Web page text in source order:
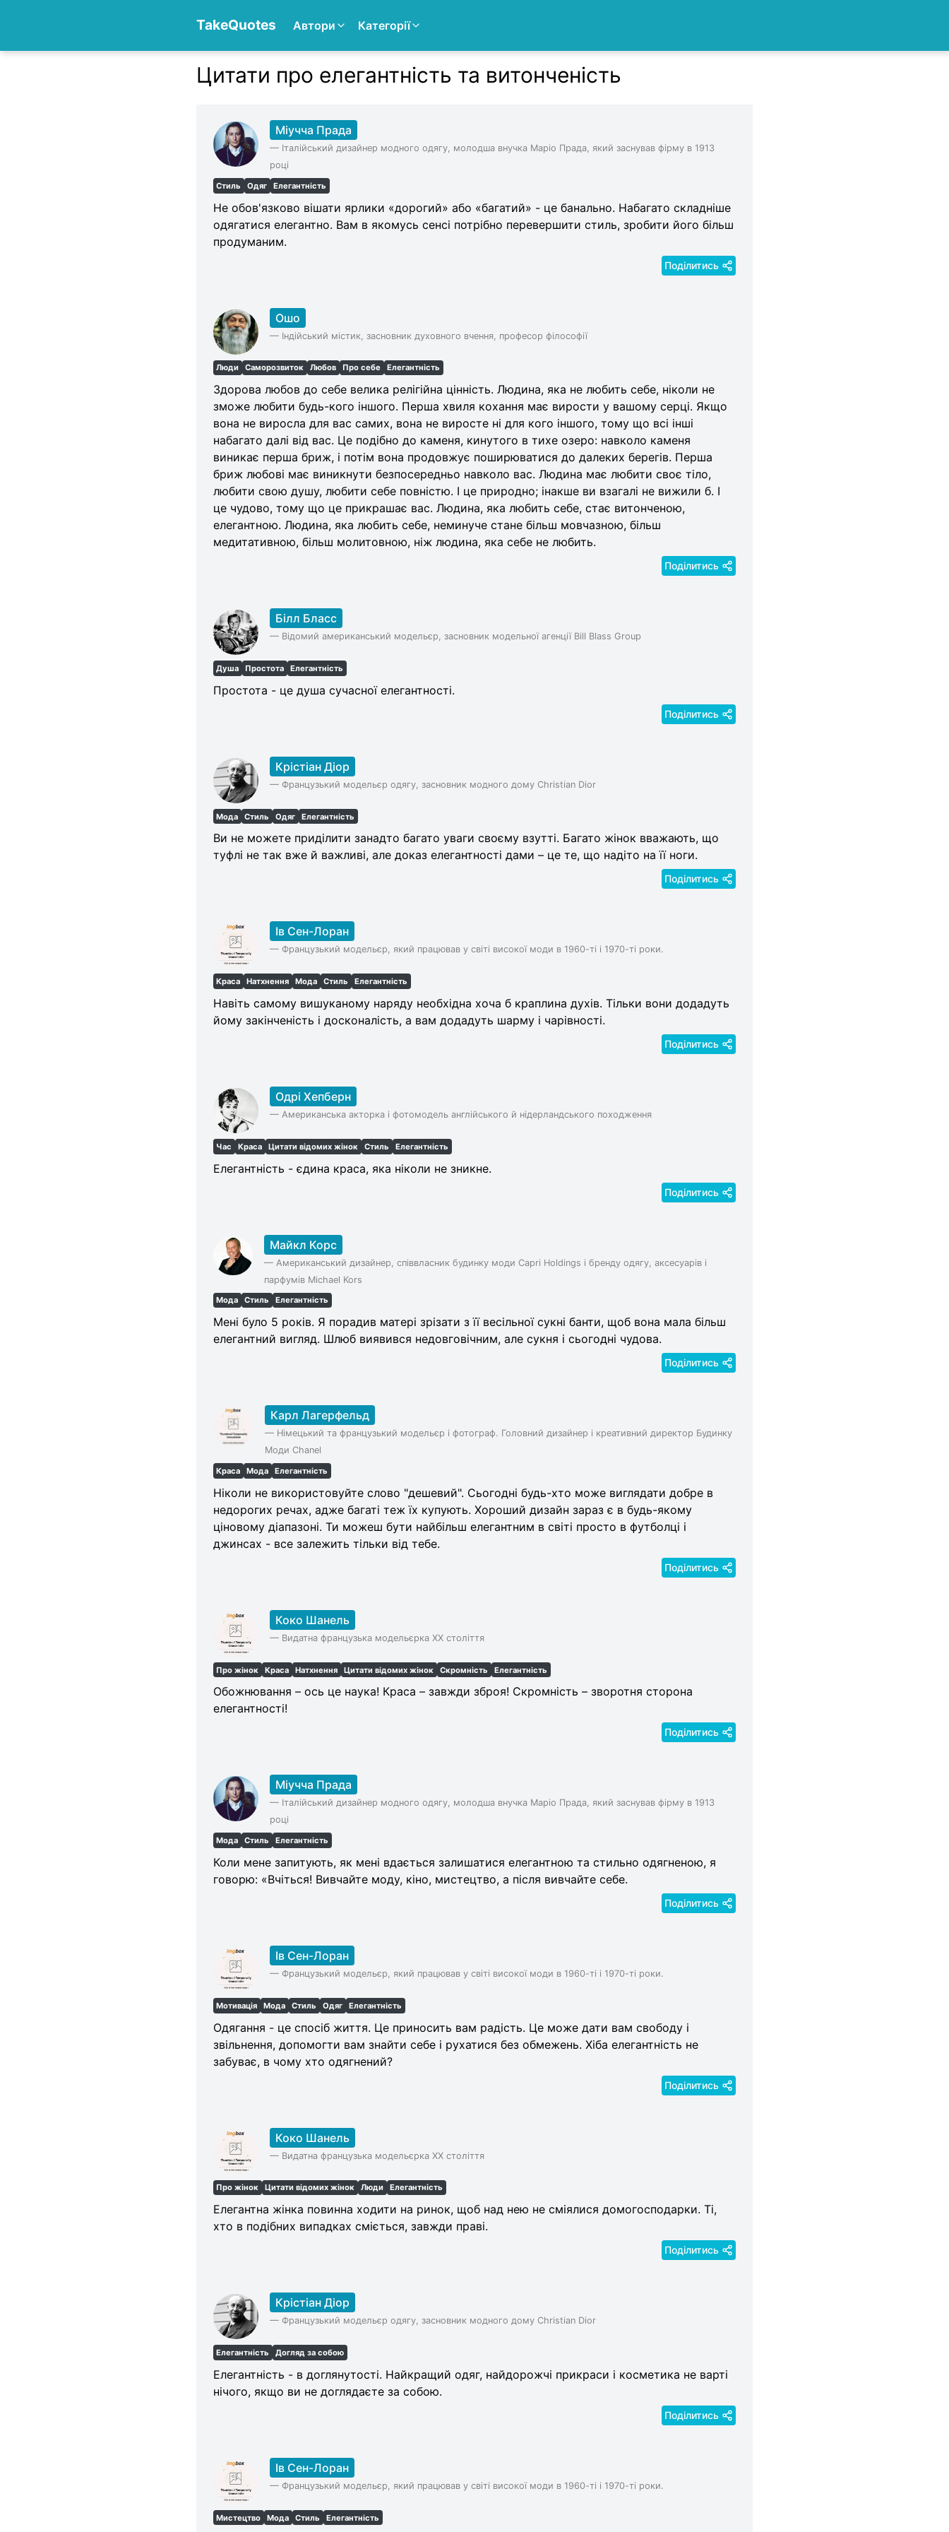
TakeQuotes Автори Категорії
Цитати про елегантність та витонченість
Міучча Прада
— Італійський дизайнер модного одягу, молодша внучка Маріо Прада, який заснував фірму в 1913
році
Стиль Одяг Елегантність
Не обов'язково вішати ярлики «дорогий» або «багатий» - це банально. Набагато складніше
одягатися елегантно. Вам в якомусь сенсі потрібно перевершити стиль, зробити його більш
продуманим.
Поділитись
Ошо
— Індійський містик, засновник духовного вчення, професор філософії
Люди Саморозвиток Любов Про себе Елегантність
Здорова любов до себе велика релігійна цінність. Людина, яка не любить себе, ніколи не
зможе любити будь-кого іншого. Перша хвиля кохання має вирости у вашому серці. Якщо
вона не виросла для вас самих, вона не виросте ні для кого іншого, тому що всі інші
набагато далі від вас. Це подібно до каменя, кинутого в тихе озеро: навколо каменя
виникає перша бриж, і потім вона продовжує поширюватися до далеких берегів. Перша
бриж любові має виникнути безпосередньо навколо вас. Людина має любити своє тіло,
любити свою душу, любити себе повністю. І це природно; інакше ви взагалі не вижили б. І
це чудово, тому що це прикрашає вас. Людина, яка любить себе, стає витонченою,
елегантною. Людина, яка любить себе, неминуче стане більш мовчазною, більш
медитативною, більш молитовною, ніж людина, яка себе не любить.
Поділитись
Білл Бласс
— Відомий американський модельєр, засновник модельної агенції Bill Blass Group
Душа Простота Елегантність
Простота - це душа сучасної елегантності.
Поділитись
Крістіан Діор
— Французький модельєр одягу, засновник модного дому Christian Dior
Мода Стиль Одяг Елегантність
Ви не можете приділити занадто багато уваги своєму взутті. Багато жінок вважають, що
туфлі не так вже й важливі, але доказ елегантності дами – це те, що надіто на її ноги.
Поділитись
Ів Сен-Лоран
— Французький модельєр, який працював у світі високої моди в 1960-ті і 1970-ті роки.
Краса Натхнення Мода Стиль Елегантність
Навіть самому вишуканому наряду необхідна хоча б краплина духів. Тільки вони додадуть
йому закінченість і досконалість, а вам додадуть шарму і чарівності.
Поділитись
Одрі Хепберн
— Американська акторка і фотомодель англійського й нідерландського походження
Час Краса Цитати відомих жінок Стиль Елегантність
Елегантність - єдина краса, яка ніколи не зникне.
Поділитись
Майкл Корс
— Американський дизайнер, співвласник будинку моди Capri Holdings і бренду одягу, аксесуарів і
парфумів Michael Kors
Мода Стиль Елегантність
Мені було 5 років. Я порадив матері зрізати з її весільної сукні банти, щоб вона мала більш
елегантний вигляд. Шлюб виявився недовговічним, але сукня і сьогодні чудова.
Поділитись
Карл Лагерфельд
— Німецький та французький модельєр і фотограф. Головний дизайнер і креативний директор Будинку
Моди Chanel
Краса Мода Елегантність
Ніколи не використовуйте слово "дешевий". Сьогодні будь-хто може виглядати добре в
недорогих речах, адже багаті теж їх купують. Хороший дизайн зараз є в будь-якому
ціновому діапазоні. Ти можеш бути найбільш елегантним в світі просто в футболці і
джинсах - все залежить тільки від тебе.
Поділитись
Коко Шанель
— Видатна французька модельєрка XX століття
Про жінок Краса Натхнення Цитати відомих жінок Скромність Елегантність
Обожнювання – ось це наука! Краса – завжди зброя! Скромність – зворотня сторона
елегантності!
Поділитись
Міучча Прада
— Італійський дизайнер модного одягу, молодша внучка Маріо Прада, який заснував фірму в 1913
році
Мода Стиль Елегантність
Коли мене запитують, як мені вдається залишатися елегантною та стильно одягненою, я
говорю: «Вчіться! Вивчайте моду, кіно, мистецтво, а після вивчайте себе.
Поділитись
Ів Сен-Лоран
— Французький модельєр, який працював у світі високої моди в 1960-ті і 1970-ті роки.
Мотивація Мода Стиль Одяг Елегантність
Одягання - це спосіб життя. Це приносить вам радість. Це може дати вам свободу і
звільнення, допомогти вам знайти себе і рухатися без обмежень. Хіба елегантність не
забуває, в чому хто одягнений?
Поділитись
Коко Шанель
— Видатна французька модельєрка XX століття
Про жінок Цитати відомих жінок Люди Елегантність
Елегантна жінка повинна ходити на ринок, щоб над нею не сміялися домогосподарки. Ті,
хто в подібних випадках сміється, завжди праві.
Поділитись
Крістіан Діор
— Французький модельєр одягу, засновник модного дому Christian Dior
Елегантність Догляд за собою
Елегантність - в доглянутості. Найкращий одяг, найдорожчі прикраси і косметика не варті
нічого, якщо ви не доглядаєте за собою.
Поділитись
Ів Сен-Лоран
— Французький модельєр, який працював у світі високої моди в 1960-ті і 1970-ті роки.
Мистецтво Мода Стиль Елегантність